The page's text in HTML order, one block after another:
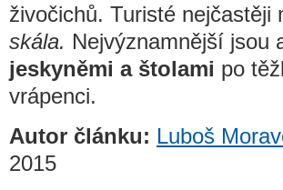
živočichů. Turisté
skála. Nejvýznamnější jsou
jeskyněmi a štolami po
vrápenci.
Autor článku: Luboš
2015